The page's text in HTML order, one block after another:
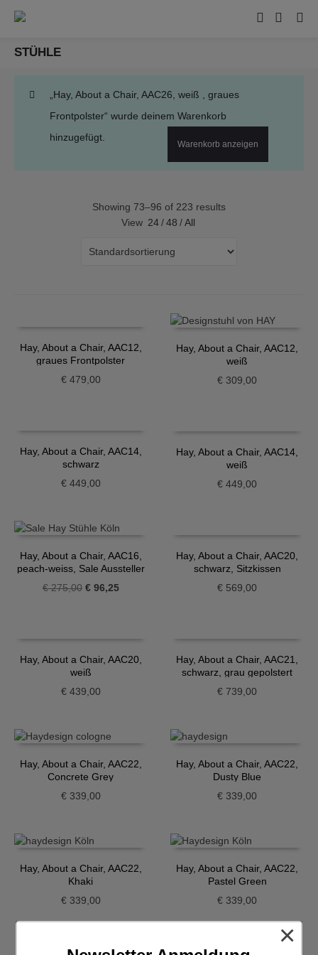
STÜHLE
„Hay, About a Chair, AAC26, weiß , graues
Frontpolster“ wurde deinem Warenkorb
hinzugefügt.
Warenkorb anzeigen
Showing 73–96 of 223 results
View 24 / 48 / All
Hay, About a Chair, AAC12,
graues Frontpolster
€479,00
Hay, About a Chair, AAC12,
weiß
€ 309,00
Hay, About a Chair, AAC14,
schwarz
€449,00
Hay, About a Chair, AAC14,
weiß
€ 449,00
Hay, About a Chair, AAC16,
peach-weiss, Sale Aussteller
€275,00 Ursprünglicher
€96,25Aktueller
Hay, About a Chair, AAC20,
schwarz, Sitzkissen
€ 569,00
Hay, About a Chair, AAC20,
weiß
€439,00
Hay, About a Chair, AAC21,
schwarz, grau gepolstert
€ 739,00
Hay, About a Chair, AAC22,
Concrete Grey
€339,00
Hay, About a Chair, AAC22,
Dusty Blue
€ 339,00
Hay, About a Chair, AAC22,
Khaki
€339,00
Hay, About a Chair, AAC22,
Pastel Green
€ 339,00
×